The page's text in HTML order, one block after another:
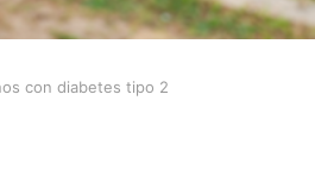
con diabetes tipo 2